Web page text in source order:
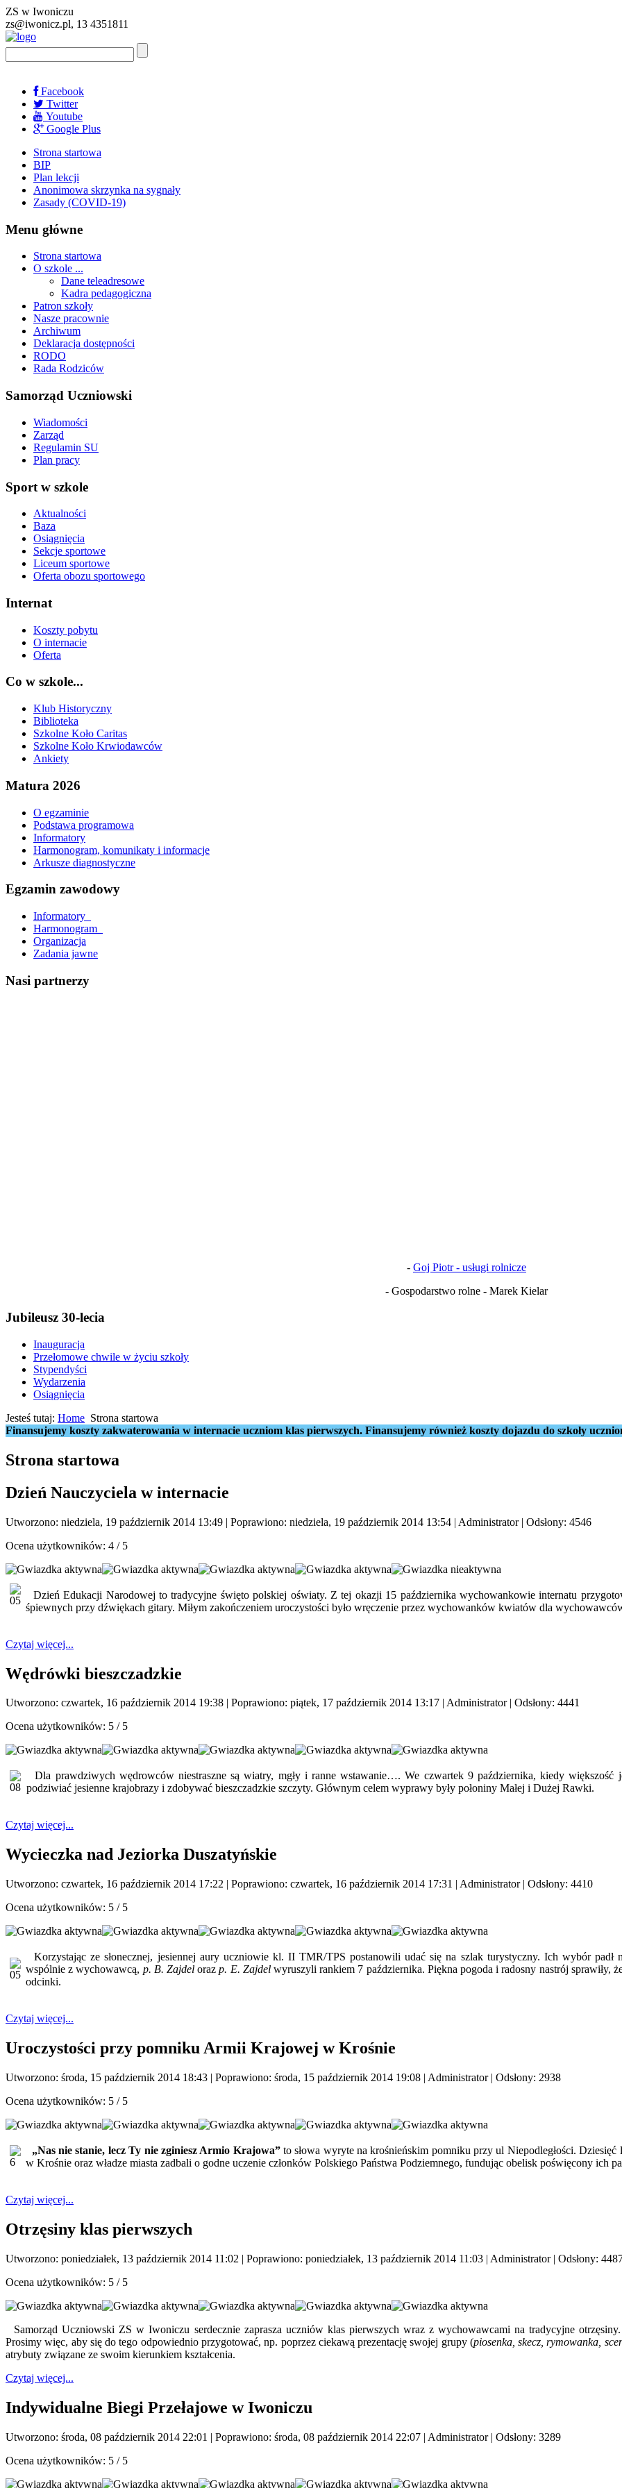
ZS w Iwoniczu
zs@iwonicz.pl, 13 4351811
Facebook
Twitter
Youtube
Google Plus
Strona startowa
BIP
Plan lekcji
Anonimowa skrzynka na sygnały
Zasady (COVID-19)
Menu główne
Strona startowa
O szkole ...
Dane teleadresowe
Kadra pedagogiczna
Patron szkoły
Nasze pracownie
Archiwum
Deklaracja dostępności
RODO
Rada Rodziców
Samorząd Uczniowski
Wiadomości
Zarząd
Regulamin SU
Plan pracy
Sport w szkole
Aktualności
Baza
Osiągnięcia
Sekcje sportowe
Liceum sportowe
Oferta obozu sportowego
Internat
Koszty pobytu
O internacie
Oferta
Co w szkole...
Klub Historyczny
Biblioteka
Szkolne Koło Caritas
Szkolne Koło Krwiodawców
Ankiety
Matura 2026
O egzaminie
Podstawa programowa
Informatory
Harmonogram, komunikaty i informacje
Arkusze diagnostyczne
Egzamin zawodowy
Informatory_
Harmonogram_
Organizacja
Zadania jawne
Nasi partnerzy
- Goj Piotr - usługi rolnicze
- Gospodarstwo rolne - Marek Kielar
Jubileusz 30-lecia
Inauguracja
Przełomowe chwile w życiu szkoły
Stypendyści
Wydarzenia
Osiągnięcia
Jesteś tutaj: Home Strona startowa
Finansujemy koszty zakwaterowania w internacie uczniom klas pierwszych. Finansujemy również koszty dojazdu do szkoły
Strona startowa
Dzień Nauczyciela w internacie
Utworzono: niedziela, 19 październik 2014 13:49 | Poprawiono: niedziela, 19 październik 2014 13:54 | Administrator| Odsłony: 4546
Ocena użytkowników: 4 / 5
Dzień Edukacji Narodowej to tradycyjne święto polskiej oświaty. Z tej okazji 15 października wychowankowie internatu
śpiewnych przy dźwiękach gitary. Miłym zakończeniem uroczystości było wręczenie przez wychowanków kwiatów dla
Czytaj więcej...
Wędrówki bieszczadzkie
Utworzono: czwartek, 16 październik 2014 19:38 Poprawiono: piątek, 17 październik 2014 13:17 Administrator| Odsłony: 4441
Ocena użytkowników: 5 / 5
Dla prawdziwych wędrowców niestraszne są wiatry, mgły i ranne wstawanie…. We czwartek 9 października, kiedy większość
podziwiać jesienne krajobrazy i zdobywać bieszczadzkie szczyty. Głównym celem wyprawy były połoniny Małej i Dużej Rawki.
Czytaj więcej...
Wycieczka nad Jeziorka Duszatyńskie
Utworzono: czwartek, 16 październik 2014 17:22 | Poprawiono: czwartek, 16 październik 2014 17:31 | Administrator| Odsłony: 4410
Ocena użytkowników: 5 / 5
Korzystając ze słonecznej, jesiennej aury uczniowie kl. II TMR/TPS postanowili udać się na szlak turystyczny. Ich wybór padł
wspólnie z wychowawcą, p. B. Zajdel orazp. E. Zajdelwyruszyli rankiem 7 października. Piękna pogoda i radosny nastrój sprawiły,
odcinki.
Czytaj więcej...
Uroczystości przy pomniku Armii Krajowej w Krośnie
Utworzono: środa, 15 październik 2014 18:43 | Poprawiono: środa, 15 październik 2014 19:08 | Administrator| Odsłony: 2938
Ocena użytkowników: 5 / 5
„Nas nie stanie, lecz Ty nie zginiesz Armio Krajowa”to słowa wyryte na krośnieńskim pomniku przy ul Niepodległości.
w Krośnie oraz władze miasta zadbali o godne uczenie członków Polskiego Państwa Podziemnego, fundując obelisk poświęcony ich
Czytaj więcej...
Otrzęsiny klas pierwszych
Utworzono: poniedziałek, 13 październik 2014 11:02 | Poprawiono: poniedziałek, 13 październik 2014 11:03 | Administrator| Odsłony:
Ocena użytkowników: 5 / 5
Samorząd Uczniowski ZS w Iwoniczu serdecznie zaprasza uczniów klas pierwszych wraz z wychowawcami na tradycyjne
Prosimy więc, aby się do tego odpowiednio przygotować, np. poprzez ciekawą prezentację swojej grupy (piosenka, skecz, rymowanka,
atrybuty związane ze swoim kierunkiem kształcenia.
Czytaj więcej...
Indywidualne Biegi Przełajowe w Iwoniczu
Utworzono: środa, 08 październik 2014 22:01 | Poprawiono: środa, 08 październik 2014 22:07 | Administrator| Odsłony: 3289
Ocena użytkowników: 5 / 5